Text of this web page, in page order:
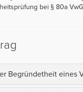
bei § 80a
Begründetheit eines